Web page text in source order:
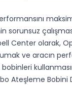
sorunsuz
Center olarak,
ve aracın
Ateşleme Bobini